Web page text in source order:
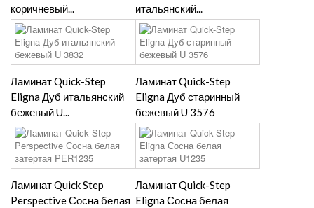
коричневый...
итальянский...
Ламинат Quick-Step
Eligna Дуб итальянский
бежевый U...
Ламинат Quick-Step
Eligna Дуб старинный
бежевый U 3576
Ламинат Quick Step
Perspective Сосна белая
Ламинат Quick-Step
Eligna Сосна белая